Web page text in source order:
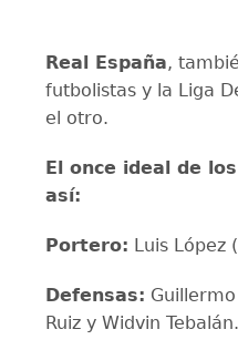
Real España,
futbolistas y la Liga
el otro.
El once ideal de
así:
Portero: Luis López
Defensas:
Ruiz y Widvin Tebalán.